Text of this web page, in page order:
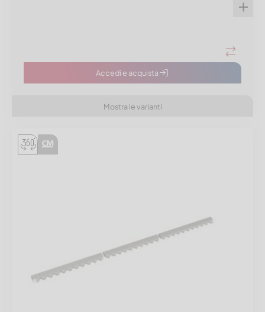
Accedi e acquista
Mostra le varianti